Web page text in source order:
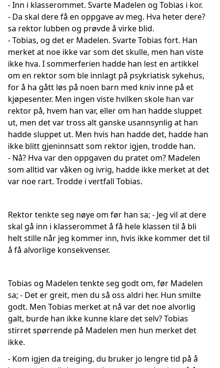
- Inn i klasserommet. Svarte Madelen og Tobias i kor.
- Da skal dere få en oppgave av meg. Hva heter dere?
sa rektor lubben og prøvde å virke blid.
- Tobias, og det er Madelen. Svarte Tobias fort. Han
merket at noe ikke var som det skulle, men han viste
ikke hva. I sommerferien hadde han lest en artikkel
om en rektor som ble innlagt på psykriatisk sykehus,
for å ha gått løs på noen barn med kniv inne på et
kjøpesenter. Men ingen viste hvilken skole han var
rektor på, hvem han var, eller om han hadde sluppet
ut, men det var tross alt ganske usannsynlig at han
hadde sluppet ut. Men hvis han hadde det, hadde han
ikke blitt gjeninnsatt som rektor igjen, trodde han.
- Nå? Hva var den oppgaven du pratet om? Madelen
som alltid var våken og ivrig, hadde ikke merket at det
var noe rart. Trodde i vertfall Tobias.
Rektor tenkte seg nøye om før han sa; - Jeg vil at dere
skal gå inn i klasserommet å få hele klassen til å bli
helt stille når jeg kommer inn, hvis ikke kommer det til
å få alvorlige konsekvenser.
Tobias og Madelen tenkte seg godt om, før Madelen
sa; - Det er greit, men du så oss aldri her. Hun smilte
godt. Men Tobias merket at nå var det noe alvorlig
galt, burde han ikke kunne klare det selv? Tobias
stirret spørrende på Madelen men hun merket det
ikke.
- Kom igjen da treiging, du bruker jo lengre tid på å